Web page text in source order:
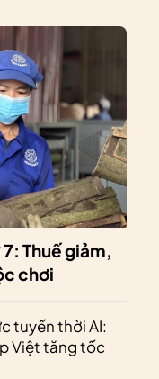
Thuế giảm,
chơi
tuyến thời AI:
Việt tăng tốc